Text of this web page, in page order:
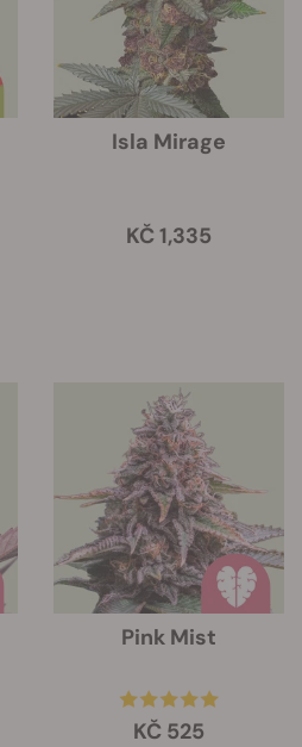
Isla Mirage
KČ 1,335
Pink Mist
KČ 525